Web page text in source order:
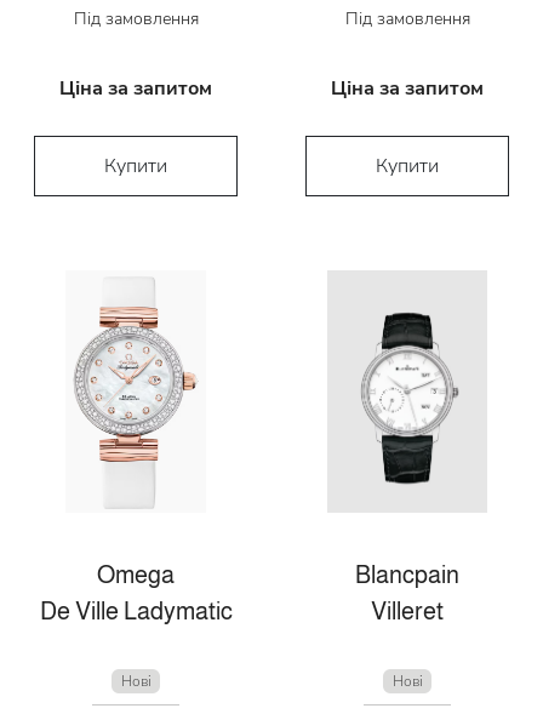
Під замовлення
Ціна за запитом
Купити
Під замовлення
Ціна за запитом
Купити
Omega
De Ville Ladymatic
Нові
Blancpain
Villeret
Нові